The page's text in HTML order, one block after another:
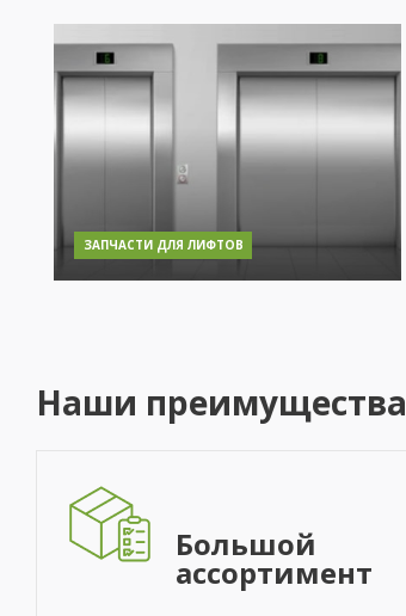
ЗАПЧАСТИ ДЛЯ ЛИФТОВ
Наши преимущества
Большой
ассортимент